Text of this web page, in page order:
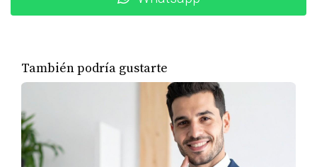
Los proyectos respaldados por desarrolladores con
trayectoria suelen tener precios más altos, pero también
mayor seguridad y plusvalía. Un precio muy bajo sin
historial sólido puede ser una señal de alerta.
También podría gustarte